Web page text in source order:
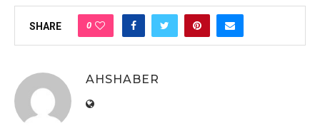
SHARE 0
AHSHABER